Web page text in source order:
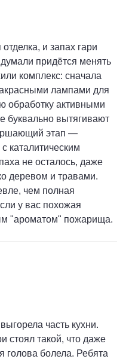
и запах гари
придётся менять
комплекс: сначала
лампами для
обработку активными
буквально вытягивают
этап —
каталитическим
не осталось, даже
деревом и травами.
чем полная
у вас похожая
"ароматом" пожарища.
часть кухни.
стоял такой, что даже
голова болела. Ребята